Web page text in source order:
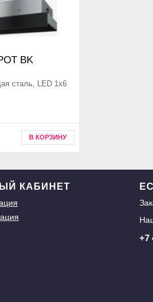
BK
сталь, LED 1х6
В КОРЗИНУ
КАБИНЕТ
+7